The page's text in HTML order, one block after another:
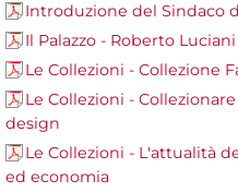
Introduzione del Sindaco
Il Palazzo - Roberto Luciani
Le Collezioni - Collezione
Le Collezioni -
design
Le Collezioni - L'attualità
ed economia